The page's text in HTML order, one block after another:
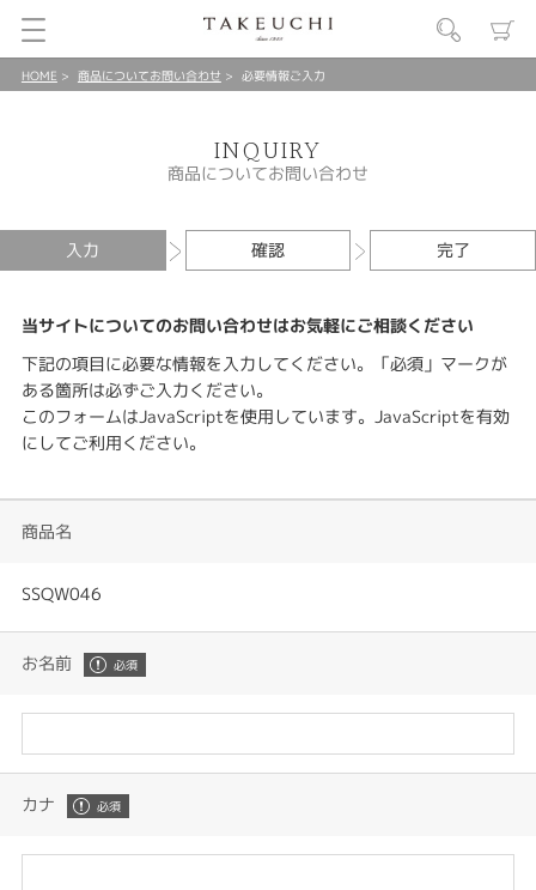
HOME 商品についてお問い合わせ 必要情報ご入力
INQUIRY
商品についてお問い合わせ
入力 確認 完了
当サイトについてのお問い合わせはお気軽にご相談ください
下記の項目に必要な情報を入力してください。「必須」マークが
ある箇所は必ずご入力ください。
このフォームはJavaScriptを使用しています。JavaScriptを有効
にしてご利用ください。
商品名
SSQW046
お名前
カナ